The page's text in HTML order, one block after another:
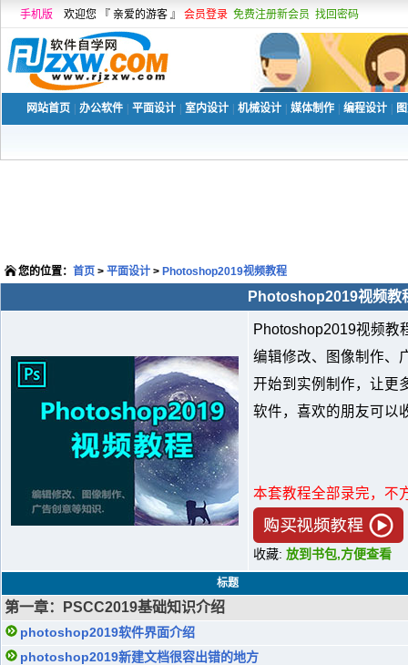
手机版 欢迎您 『 亲爱的游客 』 会员登录 免费注册新会员 找回密码
网站首页 办公软件 平面设计 室内设计 机械设计 媒体制作 编程设计
您的位置： 首页 > 平面设计 > Photoshop2019视频教程
Photoshop2019视频教
Photoshop2019视频教
编辑修改、图像制作、
开始到实例制作，让更
软件，喜欢的朋友可以
本套教程全部录完，不
收藏: 放到书包,方便查看
标题
第一章：PSCC2019基础知识介绍
photoshop2019软件界面介绍
photoshop2019新建文档很容出错的地方